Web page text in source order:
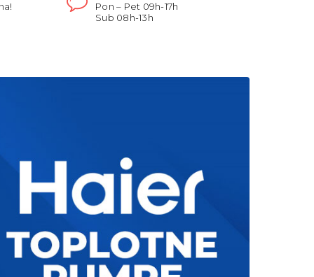
Pon – Pet 09h-17h
Sub 08h-13h